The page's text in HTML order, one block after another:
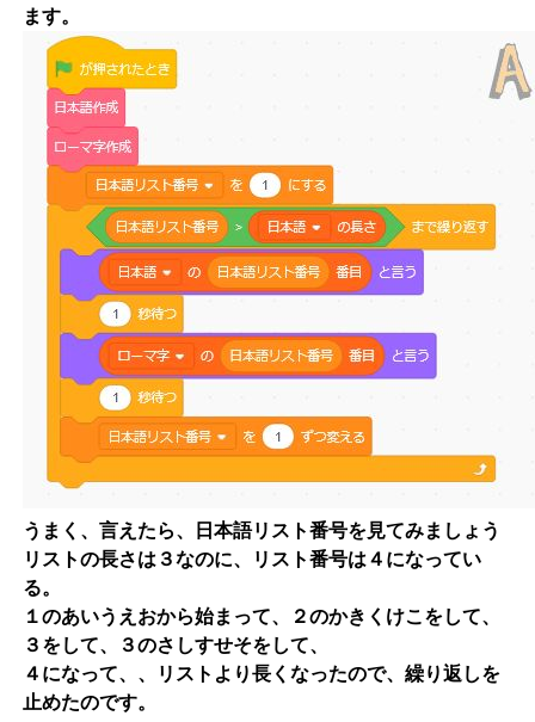
ます。
うまく、言えたら、日本語リスト番号を見てみましょう
リストの長さは３なのに、リスト番号は４になってい
る。
１のあいうえおから始まって、２のかきくけこをして、
３をして、３のさしすせそをして、
４になって、、リストより長くなったので、繰り返しを
止めたのです。